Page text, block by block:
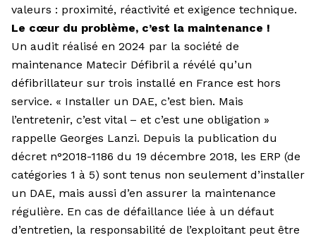
valeurs : proximité, réactivité et exigence technique.
Le cœur du problème, c’est la maintenance !
Un audit réalisé en 2024 par la société de
maintenance Matecir Défibril a révélé qu’un
défibrillateur sur trois installé en France est hors
service. « Installer un DAE, c’est bien. Mais
l’entretenir, c’est vital – et c’est une obligation »
rappelle Georges Lanzi. Depuis la publication du
décret n°2018-1186 du 19 décembre 2018, les ERP (de
catégories 1 à 5) sont tenus non seulement d’installer
un DAE, mais aussi d’en assurer la maintenance
régulière. En cas de défaillance liée à un défaut
d’entretien, la responsabilité de l’exploitant peut être